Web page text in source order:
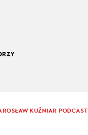
KUŹNIAR PODCAST